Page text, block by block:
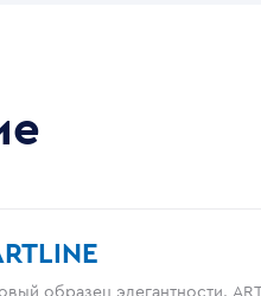
образец элегантности.